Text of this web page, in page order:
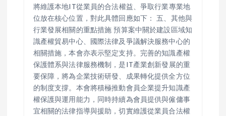
將維護本地IT從業員的合法權益、爭取行業專業地
位放在核心位置，對此具體回應如下： 五、其他與
行業發展相關的重點措施 預算案中關於建設區域知
識產權貿易中心、國際法律及爭議解決服務中心的
相關措施，本會亦表示堅定支持。完善的知識產權
保護體系與法律服務機制，是IT產業創新發展的重
要保障，將為企業技術研發、成果轉化提供全方位
的制度支撐。本會將積極推動會員企業提升知識產
權保護與運用能力，同時持續為會員提供與僱傭事
宜相關的法律指導與援助，切實維護從業員合法權